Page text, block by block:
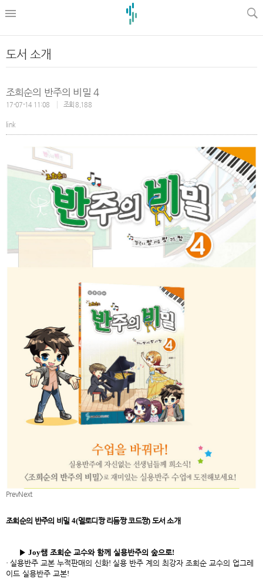
도서 소개
조희순의 반주의 비밀 4
17-07-14 11:08 조회 8,188
link
PrevNext
조희순의 반주의 비밀 4(멜로디짱 리듬짱 코드짱) 도서 소개
▶ Joy쌤 조희순 교수와 함께 실용반주의 숲으로!
· 실용반주 교본 누적판매의 신화! 실용 반주 계의 최강자 조희순 교수의 업그레
이드 실용반주 교본!